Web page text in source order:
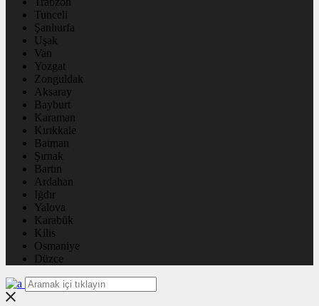
Tunceli
Şanlıurfa
Uşak
Van
Yozgat
Zonguldak
Aksaray
Bayburt
Karaman
Kırıkkale
Batman
Şırnak
Bartın
Ardahan
Iğdır
Yalova
Karabük
Kilis
Osmaniye
Düzce